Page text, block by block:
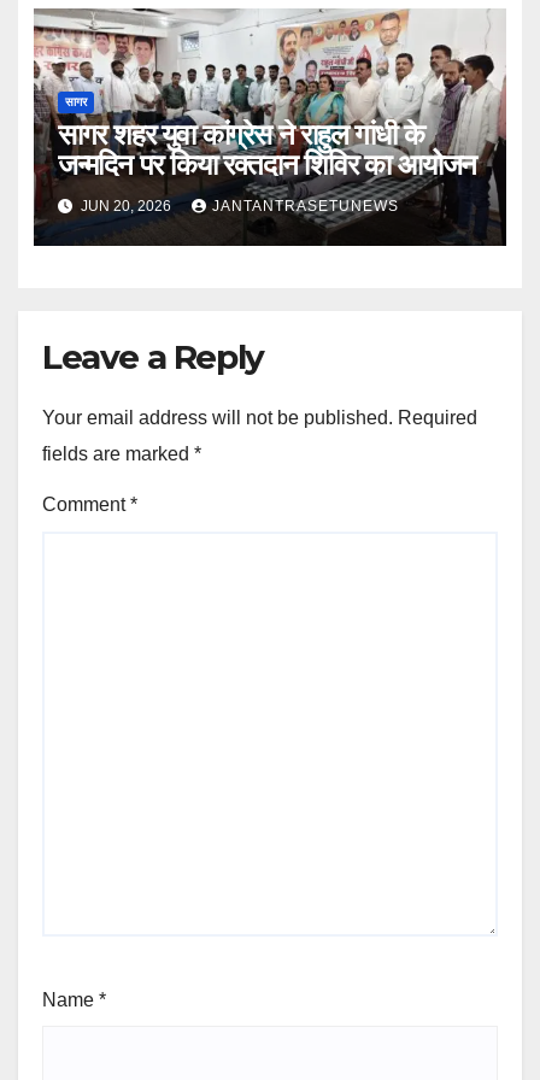
सागर
सागर शहर युवा कांग्रेस ने राहुल गांधी के
जन्मदिन पर किया रक्तदान शिविर का आयोजन
JUN 20, 2026 JANTANTRASETUNEWS
Leave a Reply
Your email address will not be published. Required
fields are marked *
Comment*
Name *